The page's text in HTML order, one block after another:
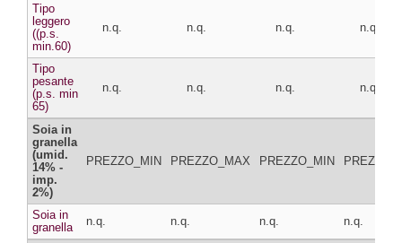
Tipo
leggero
((p.s.
min.60)
n.q. n.q. n.q. n.q.
Tipo
pesante
(p.s. min
65)
n.q. n.q. n.q. n.q.
Soia in
granella
(umid.
14% -
imp.
2%)
PREZZO_MIN PREZZO_MAX PREZZO_MIN
Soia in
granella
n.q. n.q. n.q. n.q.